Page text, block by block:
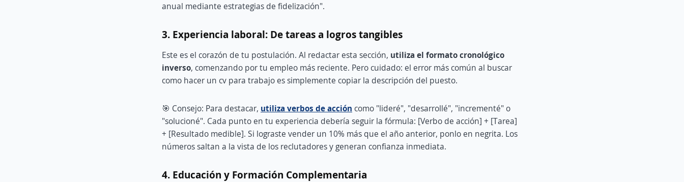
anual mediante estrategias de fidelización".
3. Experiencia laboral: De tareas a logros tangibles
Este es el corazón de tu postulación. Al redactar esta sección, utiliza el formato cronológico
inverso, comenzando por tu empleo más reciente. Pero cuidado: el error más común al buscar
como hacer un cv para trabajo es simplemente copiar la descripción del puesto.
🎯 Consejo: Para destacar, utiliza verbos de acción como "lideré", "desarrollé", "incrementé" o
"solucioné". Cada punto en tu experiencia debería seguir la fórmula: [Verbo de acción] + [Tarea]
+ [Resultado medible]. Si lograste vender un 10% más que el año anterior, ponlo en negrita. Los
números saltan a la vista de los reclutadores y generan confianza inmediata.
4. Educación y Formación Complementaria